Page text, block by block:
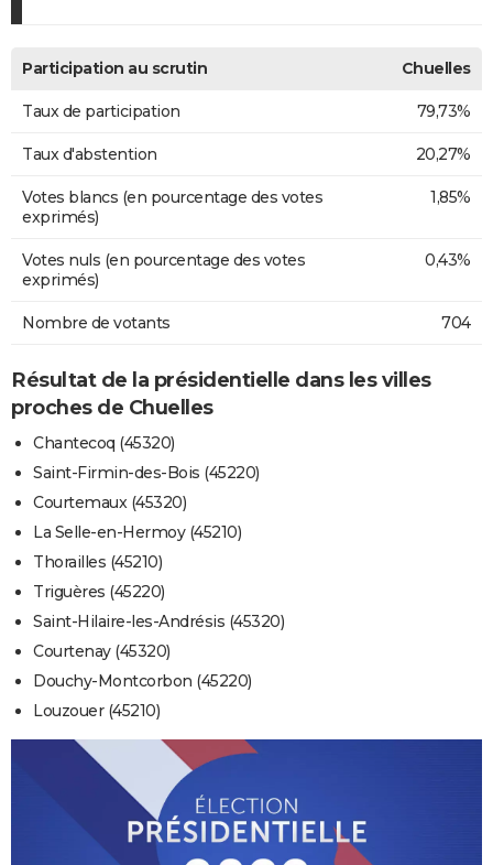
Participation au scrutin Chuelles
Taux de participation 79,73%
Taux d'abstention 20,27%
Votes blancs (en pourcentage des votes
exprimés)
1,85%
Votes nuls (en pourcentage des votes
exprimés)
0,43%
Nombre de votants 704
Résultat de la présidentielle dans les villes
proches de Chuelles
Chantecoq (45320)
Saint-Firmin-des-Bois (45220)
Courtemaux (45320)
La Selle-en-Hermoy (45210)
Thorailles (45210)
Triguères (45220)
Saint-Hilaire-les-Andrésis (45320)
Courtenay (45320)
Douchy-Montcorbon (45220)
Louzouer (45210)